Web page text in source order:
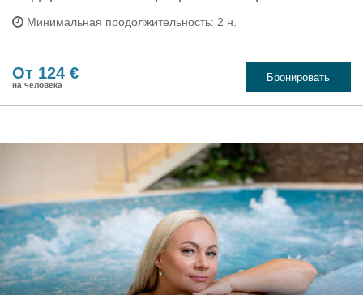
Минимальная продолжительность: 2 н.
От 124 €
на человека
Бронировать